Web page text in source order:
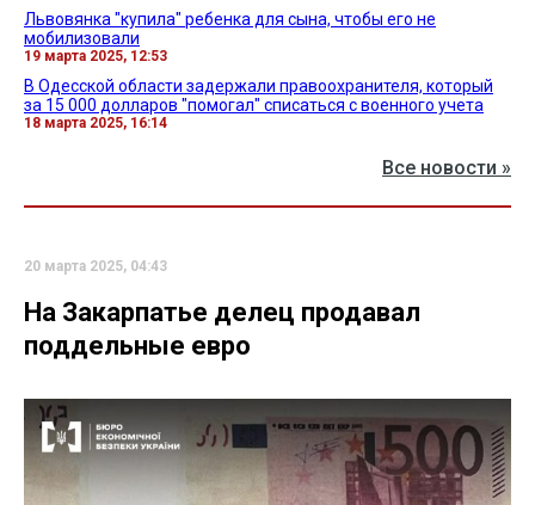
Львовянка "купила" ребенка для сына, чтобы его не
мобилизовали
19 марта 2025, 12:53
В Одесской области задержали правоохранителя, который
за 15 000 долларов "помогал" списаться с военного учета
18 марта 2025, 16:14
Все новости »
20 марта 2025, 04:43
На Закарпатье делец продавал
поддельные евро